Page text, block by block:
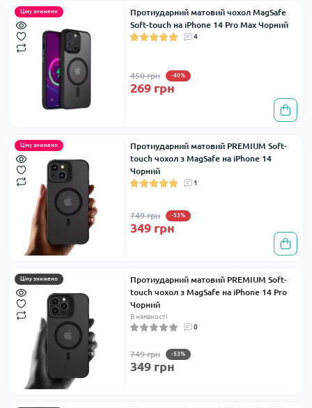
Ціну знижено
Протиударний матовий чохол MagSafe
Soft-touch на iPhone 14 Pro Max Чорний
4
450 грн -40%
269 грн
Ціну знижено
Протиударний матовий PREMIUM Soft-
touch чохол з MagSafe на iPhone 14
Чорний
1
749 грн -53%
349 грн
Ціну знижено
Протиударний матовий PREMIUM Soft-
touch чохол з MagSafe на iPhone 14 Pro
Чорний
В наявності
0
749 грн -53%
349 грн